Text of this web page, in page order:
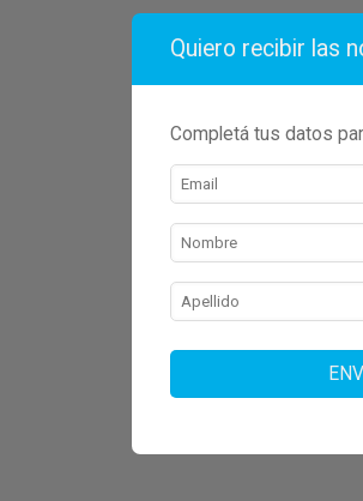
Quiero recibir las
Completá tus datos